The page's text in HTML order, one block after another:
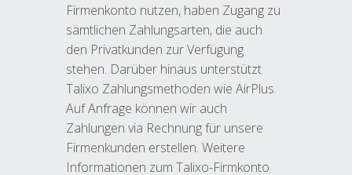
Firmenkonto nutzen, haben Zugang zu
sämtlichen Zahlungsarten, die auch
den Privatkunden zur Verfügung
stehen. Darüber hinaus unterstützt
Talixo Zahlungsmethoden wie AirPlus.
Auf Anfrage können wir auch
Zahlungen via Rechnung für unsere
Firmenkunden erstellen. Weitere
Informationen zum Talixo-Firmkonto